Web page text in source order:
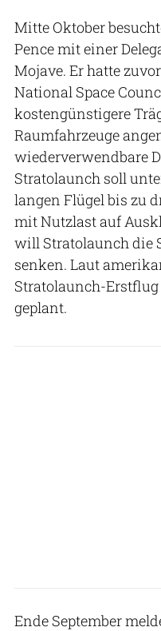
Mitte Oktober
Pence mit einer
Mojave. Er hatte
National Space
kostengünstigere
Raumfahrzeuge
wiederverwendbare
Stratolaunch soll
langen Flügel bis zu
mit Nutzlast auf
will Stratolaunch die
senken. Laut
Stratolaunch-
geplant.
Ende September